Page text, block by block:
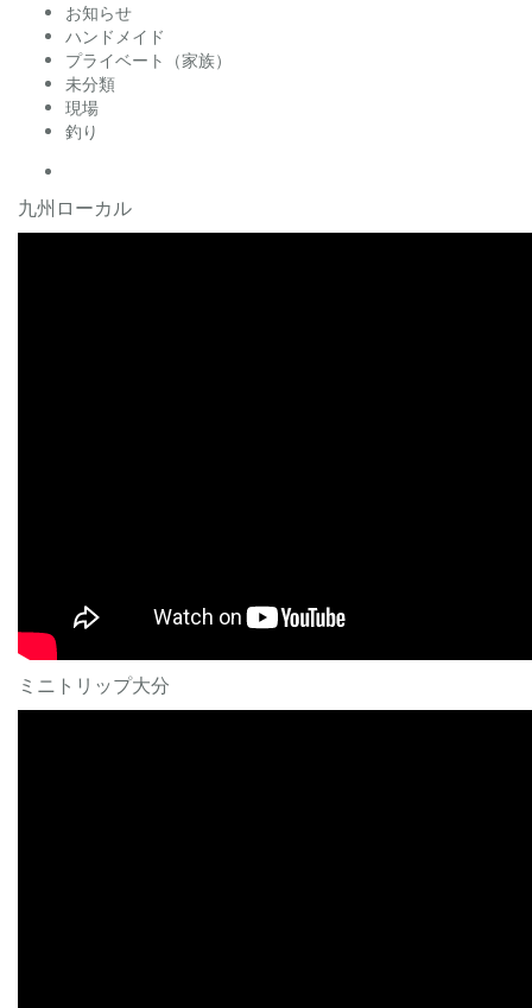
お知らせ
ハンドメイド
プライベート（家族）
未分類
現場
釣り
九州ローカル
ミニトリップ大分